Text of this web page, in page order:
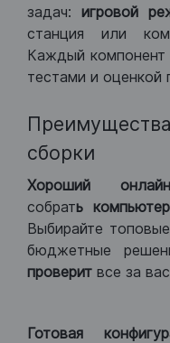
задач: игровой
станция или
Каждый компонент
тестами и оценкой
сборки
Хороший
собрать
Выбирайте
бюджетные
проверит все за
Готовая